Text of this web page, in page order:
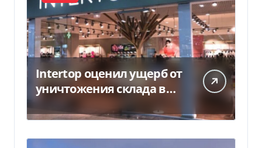
Intertop оценил ущерб от
уничтожения склада в
450 млн грн